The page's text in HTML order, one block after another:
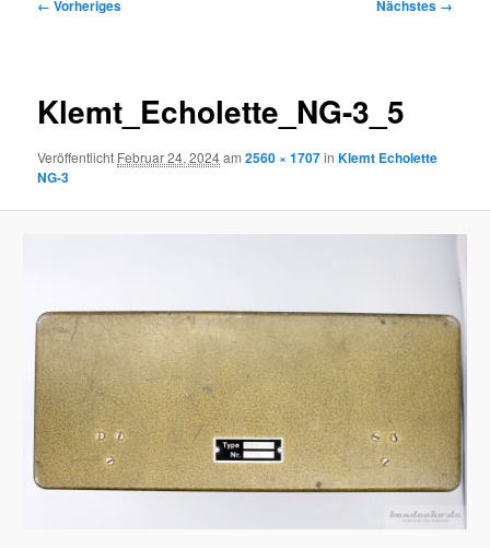
← Vorheriges Nächstes →
Klemt_Echolette_NG-3_5
Veröffentlicht Februar 24, 2024am2560 × 1707inKlemt Echolette
NG-3